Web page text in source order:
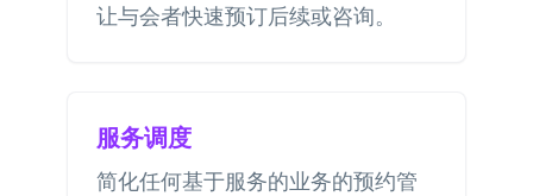
让与会者快速预订后续或咨询。
服务调度
简化任何基于服务的业务的预约管